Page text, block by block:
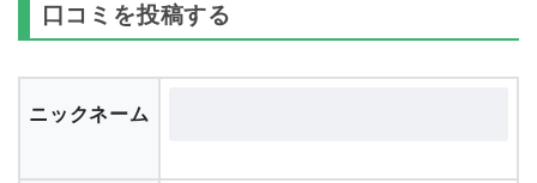
口コミを投稿する
ニックネーム